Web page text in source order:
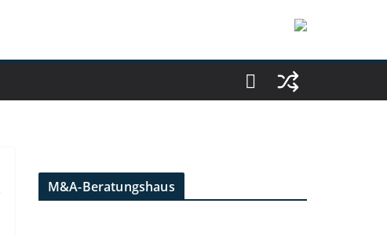
M&A-Beratungshaus